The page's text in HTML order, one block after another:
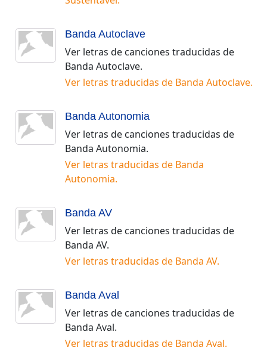
Banda Autoclave
Ver letras de canciones traducidas de
Banda Autoclave.
Ver letras traducidas de Banda Autoclave.
Banda Autonomia
Ver letras de canciones traducidas de
Banda Autonomia.
Ver letras traducidas de Banda
Autonomia.
Banda AV
Ver letras de canciones traducidas de
Banda AV.
Ver letras traducidas de Banda AV.
Banda Aval
Ver letras de canciones traducidas de
Banda Aval.
Ver letras traducidas de Banda Aval.